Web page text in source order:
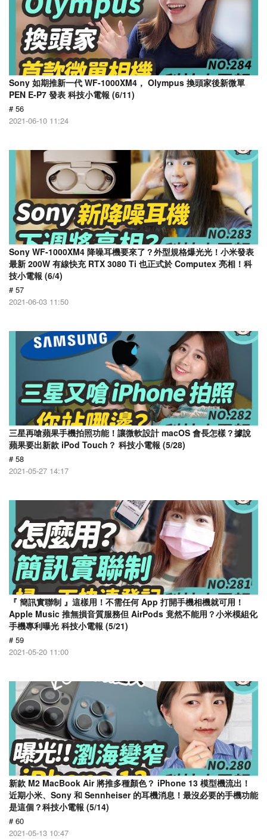
Sony 如期推新一代 WF-1000XM4， Olympus 換頭家後新微單
PEN E-P7 發表 科技小電報 (6/11)
# 56
2021-06-10 11:24
Sony WF-1000XM4 降噪耳機要來了？外型規格爆光光！小米發表
最新 200W 有線快充 RTX 3080 Ti 也正式於 Computex 亮相！科
技小電報 (6/4)
# 57
2021-06-03 11:50
三星再嗆蘋果手機拍照功能！讓微軟設計 macOS 會長怎樣？據說
蘋果要出新款 iPod Touch？ 科技小電報 (5/28)
# 58
2021-05-27 14:17
『 簡訊實聯制 』這樣用！不需任何 App 打開手機相機就可用！
Apple Music 推無損音質服務但 AirPods 竟然不能用？小米模組化
手機專利曝光 科技小電報 (5/21)
# 59
2021-05-20 11:00
新款 M2 MacBook Air 將推多種顏色？ iPhone 13 模型機流出！
近期小米、Sony 和 Sennheiser 的耳機消息！最沒必要的手機功能
是這個？科技小電報 (5/14)
# 60
2021-05-13 10:47